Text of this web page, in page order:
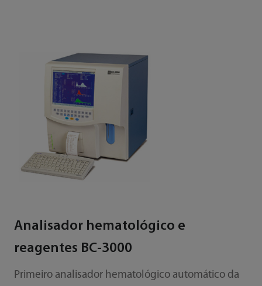
Analisador hematológico e
reagentes BC-3000
Primeiro analisador hematológico automático da